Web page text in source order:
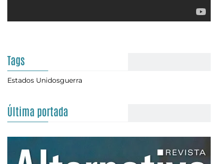
Tags
Estados Unidosguerra
Última portada